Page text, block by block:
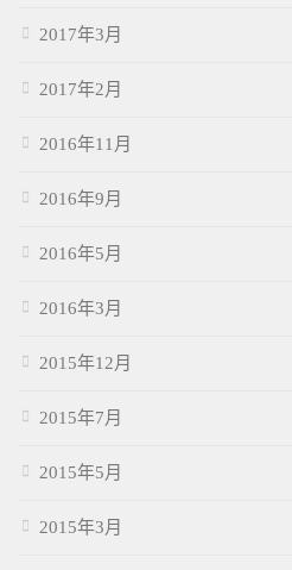
2017年3月
2017年2月
2016年11月
2016年9月
2016年5月
2016年3月
2015年12月
2015年7月
2015年5月
2015年3月